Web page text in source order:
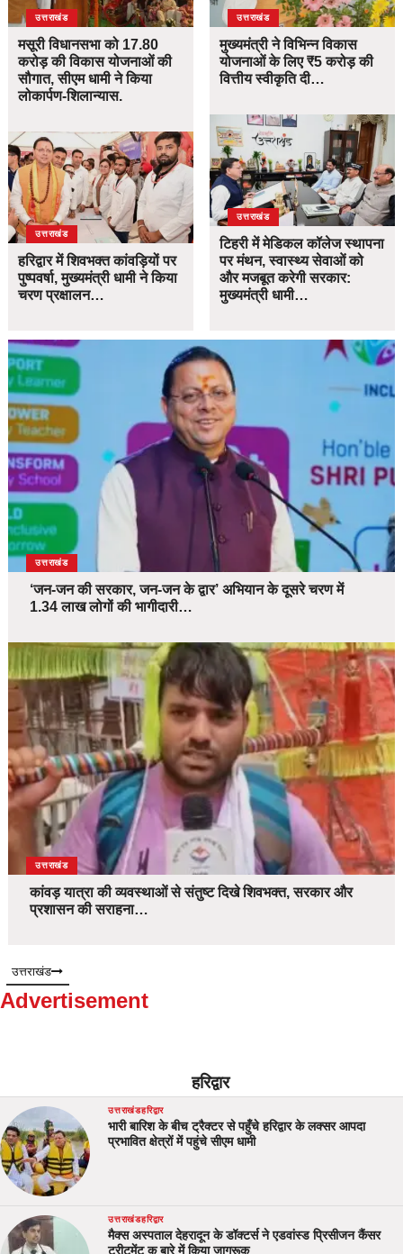
उत्तराखंड
मसूरी विधानसभा को 17.80
करोड़ की विकास योजनाओं की
सौगात, सीएम धामी ने किया
लोकार्पण-शिलान्यास.
उत्तराखंड
हरिद्वार में शिवभक्त कांवड़ियों पर
पुष्पवर्षा, मुख्यमंत्री धामी ने किया
चरण प्रक्षालन…
उत्तराखंड
मुख्यमंत्री ने विभिन्न विकास
योजनाओं के लिए ₹5 करोड़ की
वित्तीय स्वीकृति दी…
उत्तराखंड
टिहरी में मेडिकल कॉलेज स्थापना
पर मंथन, स्वास्थ्य सेवाओं को
और मजबूत करेगी सरकार:
मुख्यमंत्री धामी…
उत्तराखंड
‘जन-जन की सरकार, जन-जन के द्वार’ अभियान के दूसरे चरण में
1.34 लाख लोगों की भागीदारी…
उत्तराखंड
कांवड़ यात्रा की व्यवस्थाओं से संतुष्ट दिखे शिवभक्त, सरकार और
प्रशासन की सराहना…
उत्तराखंड
Advertisement
हरिद्वार
उत्तराखंडहरिद्वार
भारी बारिश के बीच ट्रैक्टर से पहुँचे हरिद्वार के लक्सर आपदा
प्रभावित क्षेत्रों में पहुंचे सीएम धामी
उत्तराखंडहरिद्वार
मैक्स अस्पताल देहरादून के डॉक्टर्स ने एडवांस्ड प्रिसीजन कैंसर
ट्रीटमेंट क बारे में किया जागरूक